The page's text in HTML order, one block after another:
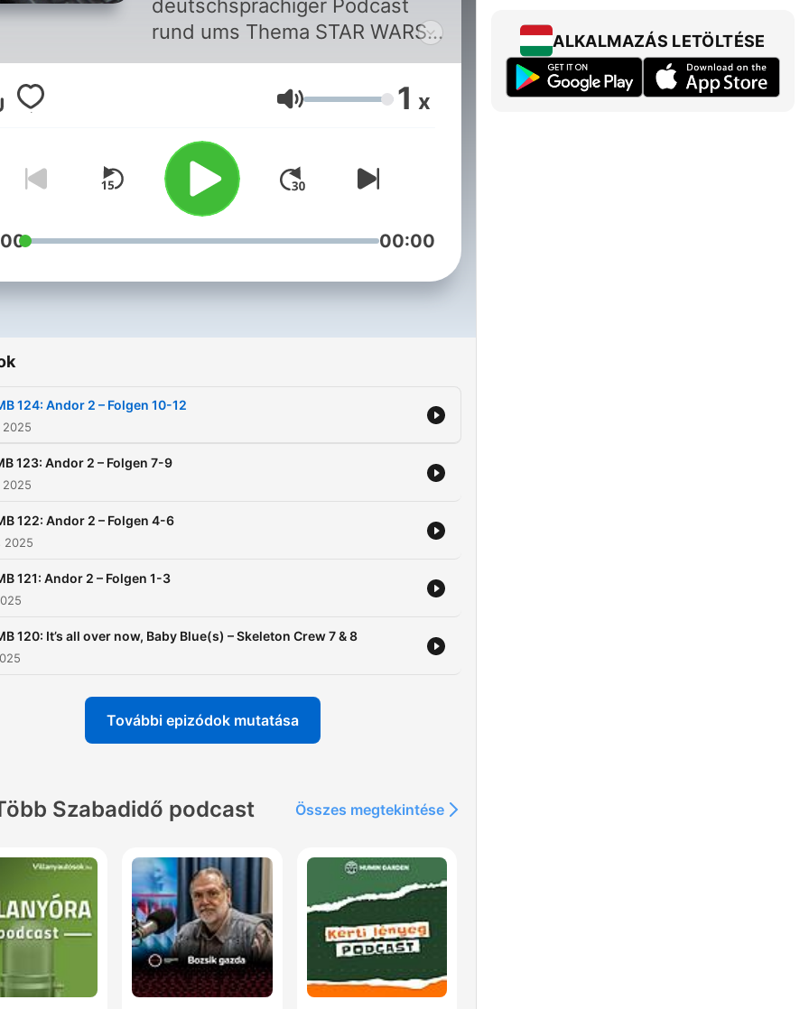
deutschsprachiger Podcast
rund ums Thema STAR WARS.
Gastgeber Tobi unterhält sich
mit wechselnden Gästen über
Filme, Neuigkeiten und
persönliche Erfahrungen mit
der Saga. Neue Folgen jeden
letzten Mittwoch des Monats.
Hangerő 1 x
00:00
124: Andor 2 – Folgen 10-12
2025
123: Andor 2 – Folgen 7-9
2025
122: Andor 2 – Folgen 4-6
2025
121: Andor 2 – Folgen 1-3
120: It’s all over now, Baby Blue(s) – Skeleton Crew 7 & 8
További epizódok mutatása
Szabadidő podcast Összes megtekintése
ALKALMAZÁS LETÖLTÉSE